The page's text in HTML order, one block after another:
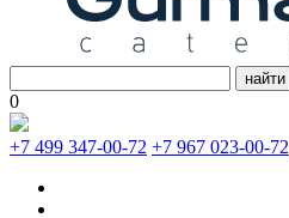
найти
0
+7 499 347-00-72 +7 967 023-00-72